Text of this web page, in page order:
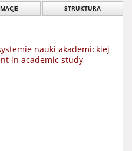
STRUKTURA
nauki akademickiej
in academic study